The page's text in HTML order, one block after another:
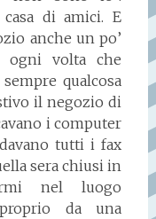
di amici. E
anche un po’
ogni volta che
qualcosa
il negozio di
i computer
tutti i fax
sera chiusi in
nel luogo
proprio da una